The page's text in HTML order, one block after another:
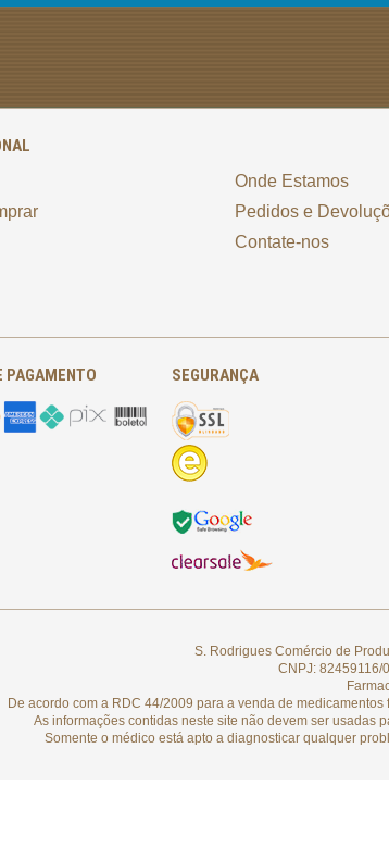
Onde Estamos
Pedidos e
Contate-nos
PAGAMENTO SEGURANÇA
S. Rodrigues Comércio de
CNPJ: 82459116/
De acordo com a RDC 44/2009 para a venda de
As informações contidas neste site não devem ser usadas
Somente o médico está apto a diagnosticar qualquer